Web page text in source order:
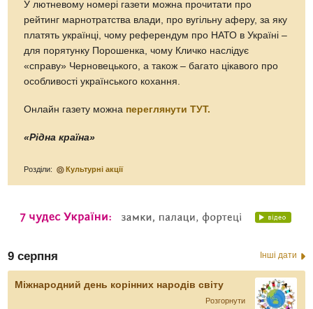
У лютневому номері газети можна прочитати про
рейтинг марнотратства влади, про вугільну аферу, за яку
платять українці, чому референдум про НАТО в Україні –
для порятунку Порошенка, чому Кличко наслідує
«справу» Черновецького, а також – багато цікавого про
особливості українського кохання.
Онлайн газету можна переглянути ТУТ.
«Рідна країна»
Розділи: Культурні акції
9 серпня Інші дати
Міжнародний день корінних народів світу
Розгорнути